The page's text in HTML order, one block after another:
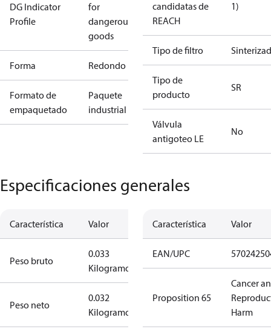
DG Indicator
Profile
for
dangerous
goods
Forma Redondo
Formato de
empaquetado
Paquete
industrial
candidatas de
REACH
1)
Tipo de filtro
Tipo de
producto
SR
Válvula
antigoteo LE
No
Especificaciones generales
Característica Valor
Peso bruto
0.033
Kilogramo
Peso neto
0.032
Kilogramo
Característica Valor
EAN/UPC
Proposition 65
Cancer
Harm